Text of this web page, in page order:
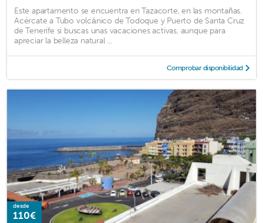
Este apartamento se encuentra en Tazacorte, en las montañas.
Acércate a Tubo volcánico de Todoque y Puerto de Santa Cruz
de Tenerife si buscas unas vacaciones activas, aunque para
apreciar la belleza natural ...
Comprobar disponibilidad
desde
110€